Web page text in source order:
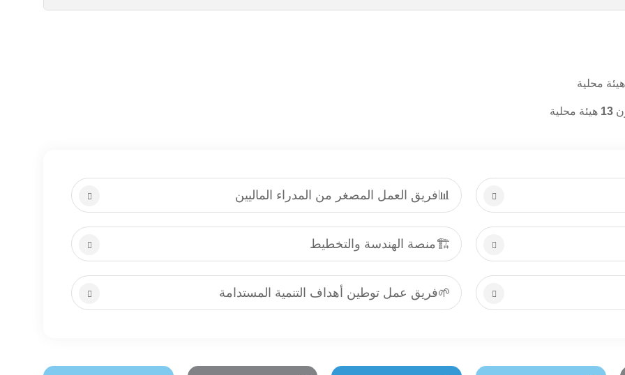
هيئة محلية
13 هيئة محلية
📊فريق العمل المصغر من المدراء الماليين
🏗️منصة الهندسة والتخطيط
🌱فريق عمل توطين أهداف التنمية المستدامة